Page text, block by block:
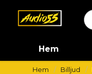
Hem
Hem Billjud